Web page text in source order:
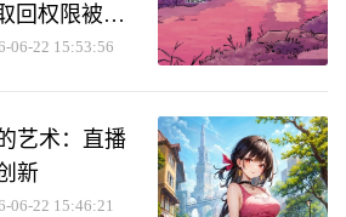
回权限被冻
06-22 15:53:56
艺术：直播
新
06-22 15:46:21